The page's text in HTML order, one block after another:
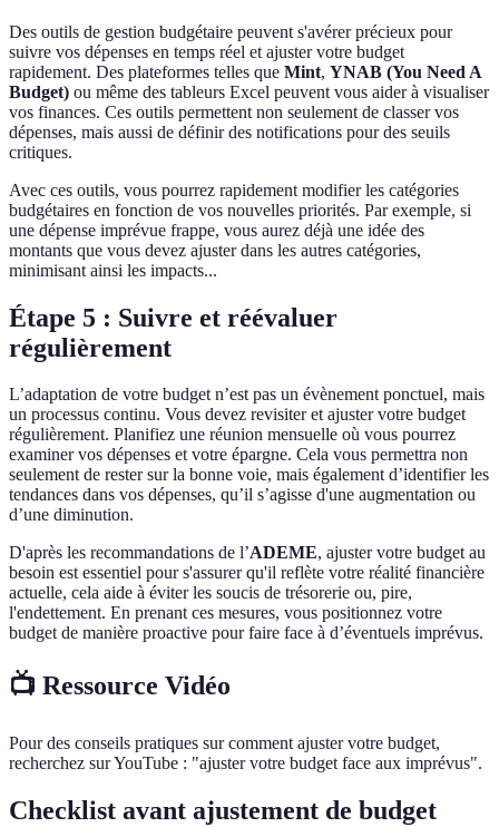
Des outils de gestion budgétaire peuvent s'avérer précieux pour
suivre vos dépenses en temps réel et ajuster votre budget
rapidement. Des plateformes telles que Mint, YNAB (You Need A
Budget) ou même des tableurs Excel peuvent vous aider à visualiser
vos finances. Ces outils permettent non seulement de classer vos
dépenses, mais aussi de définir des notifications pour des seuils
critiques.
Avec ces outils, vous pourrez rapidement modifier les catégories
budgétaires en fonction de vos nouvelles priorités. Par exemple, si
une dépense imprévue frappe, vous aurez déjà une idée des
montants que vous devez ajuster dans les autres catégories,
minimisant ainsi les impacts...
Étape 5 : Suivre et réévaluer
régulièrement
L’adaptation de votre budget n’est pas un évènement ponctuel, mais
un processus continu. Vous devez revisiter et ajuster votre budget
régulièrement. Planifiez une réunion mensuelle où vous pourrez
examiner vos dépenses et votre épargne. Cela vous permettra non
seulement de rester sur la bonne voie, mais également d’identifier les
tendances dans vos dépenses, qu’il s’agisse d'une augmentation ou
d’une diminution.
D'après les recommandations de l’ADEME, ajuster votre budget au
besoin est essentiel pour s'assurer qu'il reflète votre réalité financière
actuelle, cela aide à éviter les soucis de trésorerie ou, pire,
l'endettement. En prenant ces mesures, vous positionnez votre
budget de manière proactive pour faire face à d’éventuels imprévus.
📺 Ressource Vidéo
Pour des conseils pratiques sur comment ajuster votre budget,
recherchez sur YouTube : "ajuster votre budget face aux imprévus".
Checklist avant ajustement de budget